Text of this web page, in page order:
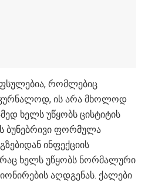
რომლებიც
ის არა მხოლოდ
ხელს უწყობს ცისტიტის
ბუნებრივი ფორმულა
ინფექციის
ხელს უწყობს ნორმალური
აღდგენას. ქალები